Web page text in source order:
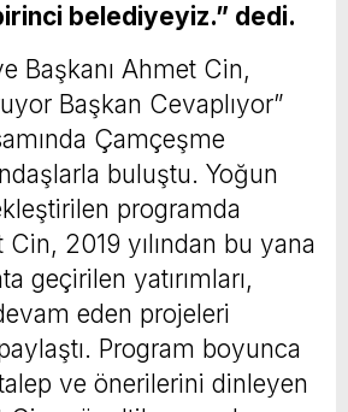
belediyeyiz.” dedi.
Başkanı Ahmet Cin,
Başkan Cevaplıyor”
Çamçeşme
buluştu. Yoğun
programda
2019 yılından bu yana
geçirilen yatırımları,
eden projeleri
Program boyunca
ve önerilerini dinleyen